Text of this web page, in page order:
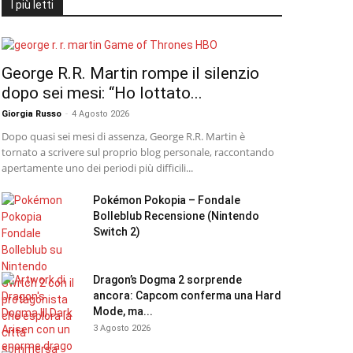
I più letti
George R.R. Martin rompe il silenzio
dopo sei mesi: “Ho lottato...
Giorgia Russo - 4 Agosto 2026
Dopo quasi sei mesi di assenza, George R.R. Martin è
tornato a scrivere sul proprio blog personale, raccontando
apertamente uno dei periodi più difficili...
Pokémon Pokopia – Fondale
Bolleblub Recensione (Nintendo
Switch 2)
Dragon’s Dogma 2 sorprende
ancora: Capcom conferma una Hard
Mode, ma...
3 Agosto 2026